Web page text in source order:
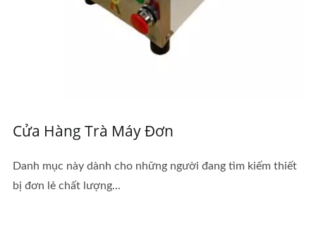
Cửa Hàng Trà Máy Đơn
Danh mục này dành cho những người đang tìm kiếm thiết
bị đơn lẻ chất lượng...